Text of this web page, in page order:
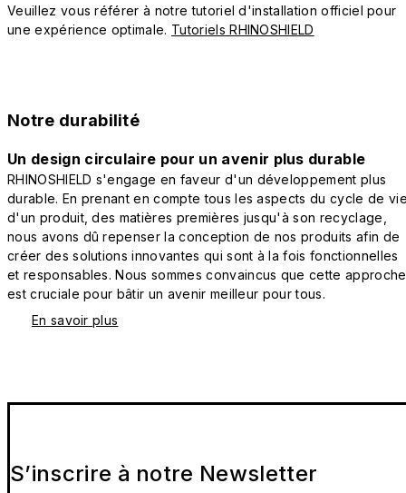
Veuillez vous référer à notre tutoriel d'installation officiel pour
une expérience optimale. Tutoriels RHINOSHIELD
Notre durabilité
Un design circulaire pour un avenir plus durable
RHINOSHIELD s'engage en faveur d'un développement plus
durable. En prenant en compte tous les aspects du cycle de
d'un produit, des matières premières jusqu'à son recyclage,
nous avons dû repenser la conception de nos produits afin de
créer des solutions innovantes qui sont à la fois fonctionnelles
et responsables. Nous sommes convaincus que cette approche
est cruciale pour bâtir un avenir meilleur pour tous.
En savoir plus
S’inscrire à notre Newsletter